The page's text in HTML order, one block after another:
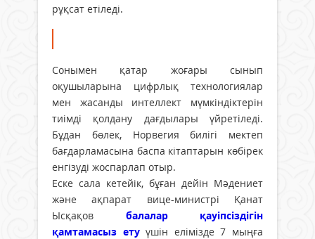
рұқсат етіледі.
Сонымен қатар жоғары сынып
оқушыларына цифрлық технологиялар
мен жасанды интеллект мүмкіндіктерін
тиімді қолдану дағдылары үйретіледі.
Бұдан бөлек, Норвегия билігі мектеп
бағдарламасына баспа кітаптарын көбірек
енгізуді жоспарлап отыр.
Еске сала кетейік, бұған дейін Мәдениет
және ақпарат вице-министрі Қанат
Ысқақов балалар қауіпсіздігін
қамтамасыз етуүшін елімізде 7 мыңға